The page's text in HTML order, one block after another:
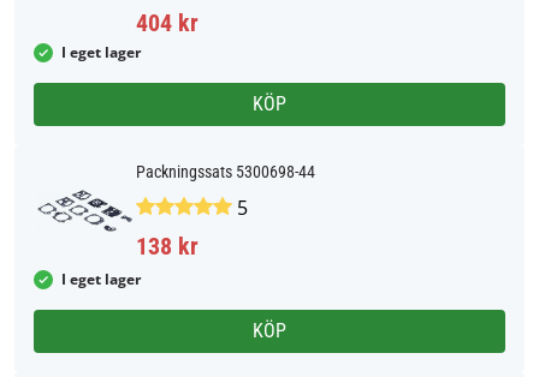
404 kr
I eget lager
KÖP
Packningssats 5300698-44
5
138 kr
I eget lager
KÖP